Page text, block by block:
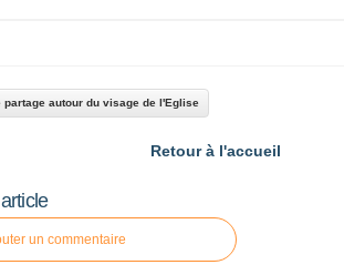
partage autour du visage de l'Eglise
Retour à l'accueil
un commentaire